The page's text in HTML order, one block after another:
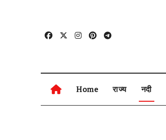
Home राज्य नदी